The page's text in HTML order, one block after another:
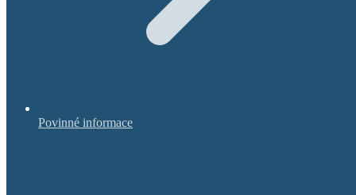
Povinné informace